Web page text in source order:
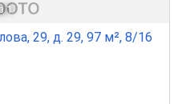
1
29, д. 29, 97 м², 8/16